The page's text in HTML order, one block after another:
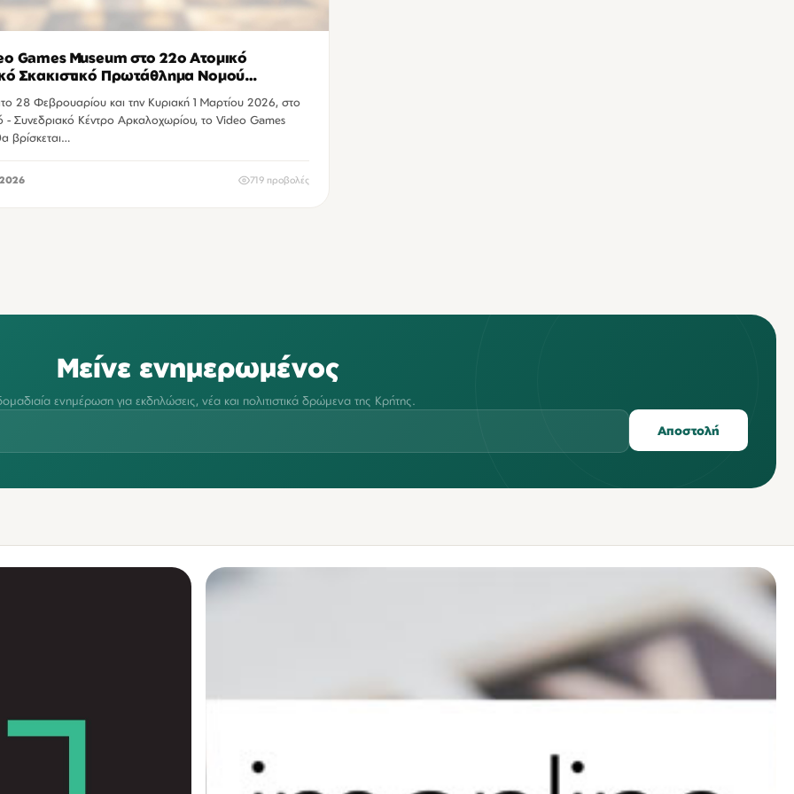
Games Museum στο 22ο Ατομικό
Σκακιστικό Πρωτάθλημα Νομού
28 Φεβρουαρίου και την Κυριακή 1 Μαρτίου 2026, στο
- Συνεδριακό Κέντρο Αρκαλοχωρίου, το Video Games
βρίσκεται…
719 προβολές
Μείνε ενημερωμένος
ενημέρωση για εκδηλώσεις, νέα και πολιτιστικά δρώμενα της Κρήτης.
Αποστολή